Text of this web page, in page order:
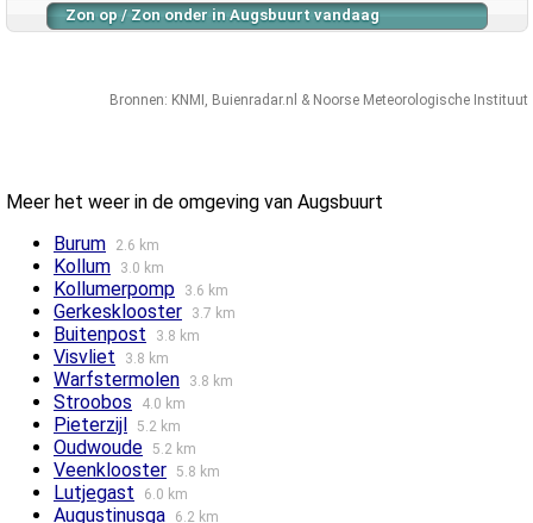
Zon op / Zon onder in Augsbuurt vandaag
Bronnen: KNMI , Buienradar.nl & Noorse Meteorologische Instituut
Meer het weer in de omgeving van Augsbuurt
Burum
2.6 km
Kollum 3.0 km
Kollumerpomp 3.6 km
Gerkesklooster 3.7 km
Buitenpost 3.8 km
Visvliet 3.8 km
Warfstermolen 3.8 km
Stroobos 4.0 km
Pieterzijl 5.2 km
Oudwoude 5.2 km
Veenklooster 5.8 km
Lutjegast 6.0 km
Augustinusga 6.2 km